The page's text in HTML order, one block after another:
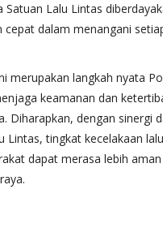
Lalu Lintas
cepat dalam menangani
merupakan langkah nyata
keamanan dan
Diharapkan, dengan sinergi
Lintas, tingkat kecelakaan
dapat merasa lebih